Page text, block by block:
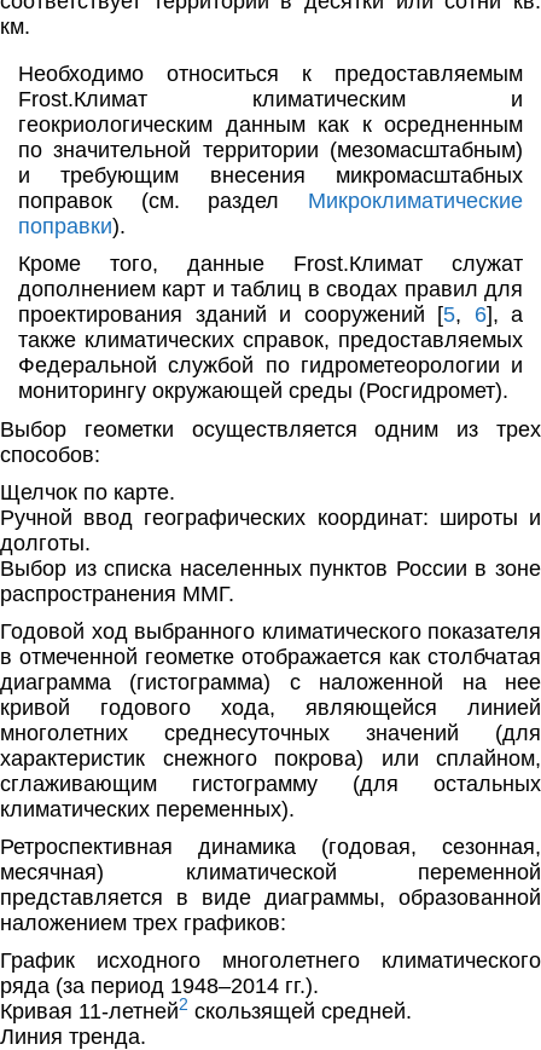
км.
Необходимо относиться к предоставляемым
Frost.Климат климатическим и
геокриологическим данным как к осредненным
по значительной территории (мезомасштабным)
и требующим внесения микромасштабных
поправок (см. раздел Микроклиматические
поправки).
Кроме того, данные Frost.Климат служат
дополнением карт и таблиц в сводах правил для
проектирования зданий и сооружений [5, 6], а
также климатических справок, предоставляемых
Федеральной службой по гидрометеорологии и
мониторингу окружающей среды (Росгидромет).
Выбор геометки осуществляется одним из трех
способов:
Щелчок по карте.
Ручной ввод географических координат: широты и
долготы.
Выбор из списка населенных пунктов России в зоне
распространения ММГ.
Годовой ход выбранного климатического показателя
в отмеченной геометке отображается как столбчатая
диаграмма (гистограмма) с наложенной на нее
кривой годового хода, являющейся линией
многолетних среднесуточных значений (для
характеристик снежного покрова) или сплайном,
сглаживающим гистограмму (для остальных
климатических переменных).
Ретроспективная динамика (годовая, сезонная,
месячная) климатической переменной
представляется в виде диаграммы, образованной
наложением трех графиков:
График исходного многолетнего климатического
ряда (за период 1948–2014 гг.).
Кривая 11-летней2 скользящей средней.
Линия тренда.